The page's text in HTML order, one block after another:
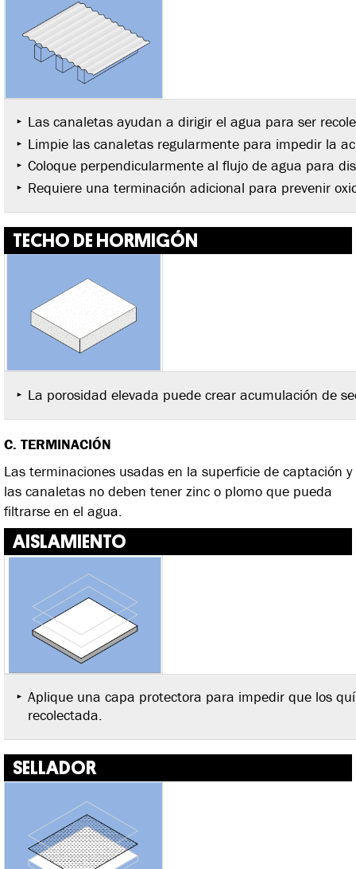
Las canaletas ayudan a dirigir el agua para ser
Limpie las canaletas regularmente para impedir la
Coloque perpendicularmente al flujo de agua para
Requiere una terminación adicional para prevenir
TECHO DE HORMIGÓN
La porosidad elevada puede crear acumulación de
C. TERMINACIÓN
Las terminaciones usadas en la superficie de captación y
las canaletas no deben tener zinc o plomo que pueda
filtrarse en el agua.
AISLAMIENTO
Aplique una capa protectora para impedir que los
recolectada.
SELLADOR